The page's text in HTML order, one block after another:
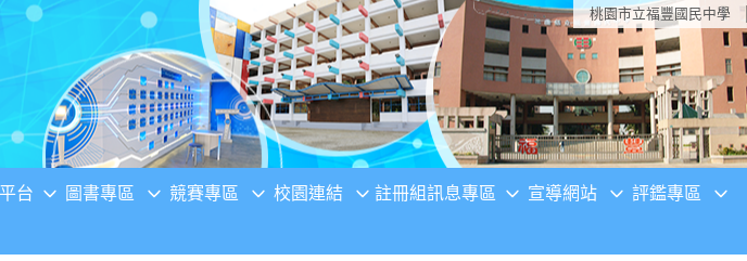
桃園市立福豐國民中學
台 圖書專區 競賽專區 校園連結 註冊組訊息專區 宣導網站 評鑑專區